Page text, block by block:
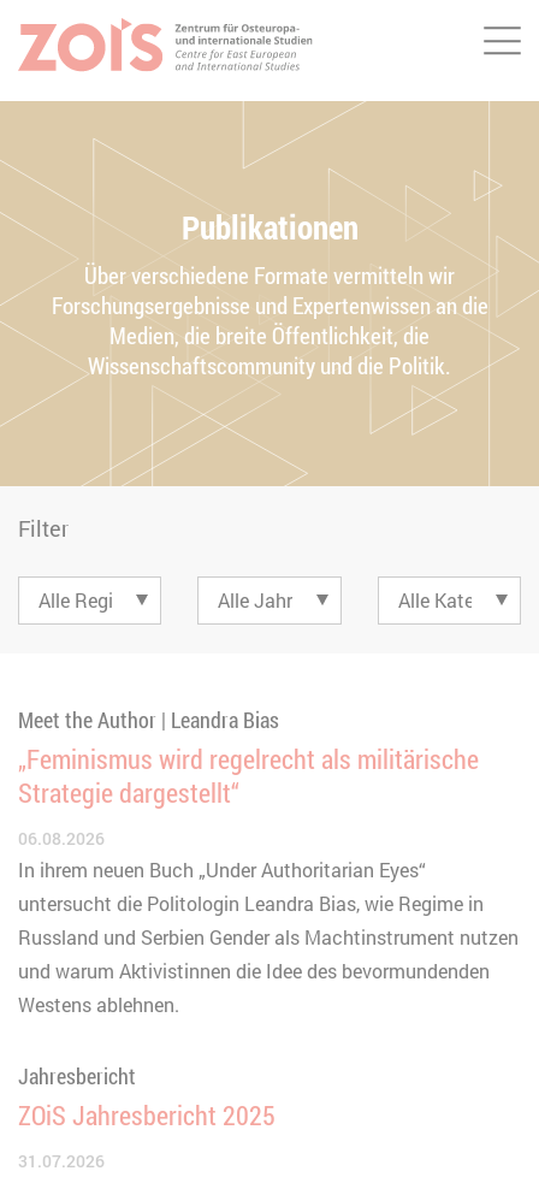
ZUM HAUPTINHALT SPRINGEN
ZUR SUCHE SPRINGEN
Publikationen
Über verschiedene Formate vermitteln wir
Forschungsergebnisse und Expertenwissen an die
Medien, die breite Öffentlichkeit, die
Wissenschaftscommunity und die Politik.
Filter
Meet the Author | Leandra Bias
„Feminismus wird regelrecht als militärische
Strategie dargestellt“
06.08.2026
In ihrem neuen Buch „Under Authoritarian Eyes“
untersucht die Politologin Leandra Bias, wie Regime in
Russland und Serbien Gender als Machtinstrument nutzen
und warum Aktivistinnen die Idee des bevormundenden
Westens ablehnen.
Jahresbericht
ZOiS Jahresbericht 2025
31.07.2026